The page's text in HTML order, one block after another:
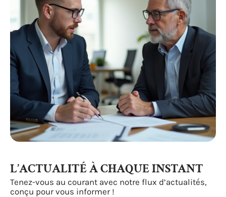
L’ACTUALITÉ À CHAQUE INSTANT
Tenez-vous au courant avec notre flux d’actualités,
conçu pour vous informer !